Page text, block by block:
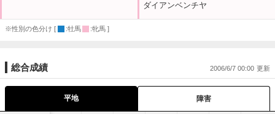
ダイアンベンチヤ
※性別の色分け [ :牡馬 :牝馬 ]
総合成績 2006/6/7 00:00
平地 障害